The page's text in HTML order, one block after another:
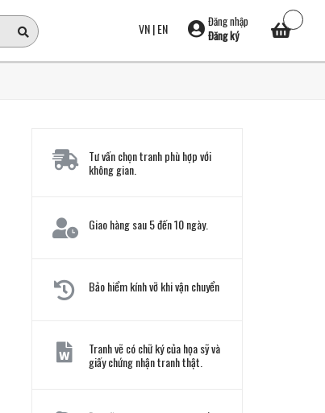
VN|EN
Đăng nhập
Đăng ký
Tư vấn chọn tranh phù hợp với
không gian.
Giao hàng sau 5 đến 10 ngày.
Bảo hiểm kính vỡ khi vận chuyển
Tranh vẽ có chữ ký của họa sỹ và
giấy chứng nhận tranh thật.